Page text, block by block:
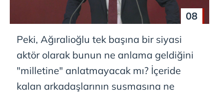
08
Peki, Ağıralioğlu tek başına bir siyasi
aktör olarak bunun ne anlama geldiğini
"milletine" anlatmayacak mı? İçeride
kalan arkadaşlarının susmasına ne